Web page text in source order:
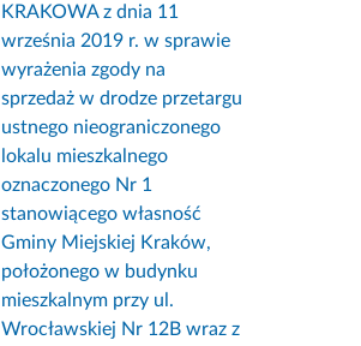
KRAKOWA z dnia 11
września 2019 r. w sprawie
wyrażenia zgody na
sprzedaż w drodze przetargu
ustnego nieograniczonego
lokalu mieszkalnego
oznaczonego Nr 1
stanowiącego własność
Gminy Miejskiej Kraków,
położonego w budynku
mieszkalnym przy ul.
Wrocławskiej Nr 12B wraz z